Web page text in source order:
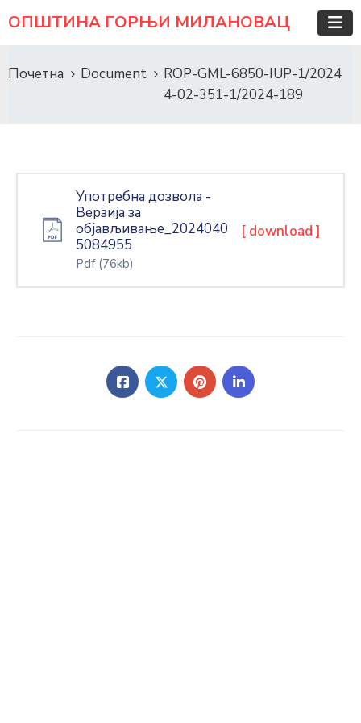
ОПШТИНА ГОРЊИ МИЛАНОВАЦ
Почетна Document
ROP-GML-6850-IUP-1/2024
4-02-351-1/2024-189
Употребна дозвола -
Верзија за
објављивање_2024040
5084955
Pdf (76kb)
[ download ]